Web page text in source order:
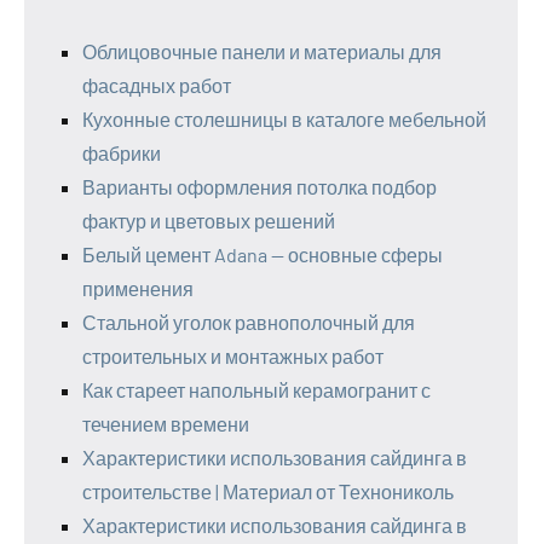
Облицовочные панели и материалы для
фасадных работ
Кухонные столешницы в каталоге мебельной
фабрики
Варианты оформления потолка подбор
фактур и цветовых решений
Белый цемент Adana — основные сферы
применения
Стальной уголок равнополочный для
строительных и монтажных работ
Как стареет напольный керамогранит с
течением времени
Характеристики использования сайдинга в
строительстве | Материал от Технониколь
Характеристики использования сайдинга в